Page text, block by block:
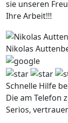
sie unseren
Ihre Arbeit!!!
Nikolas
Schnelle Hilfe
Die am Telefon
Serios,